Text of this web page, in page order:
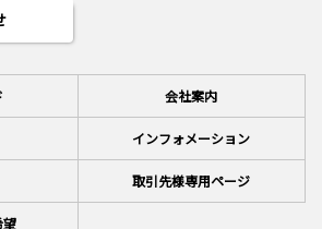
会社案内
インフォメーション
取引先様専用ページ
望